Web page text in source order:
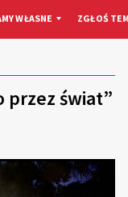
WŁASNE ZGŁOŚ
przez świat”